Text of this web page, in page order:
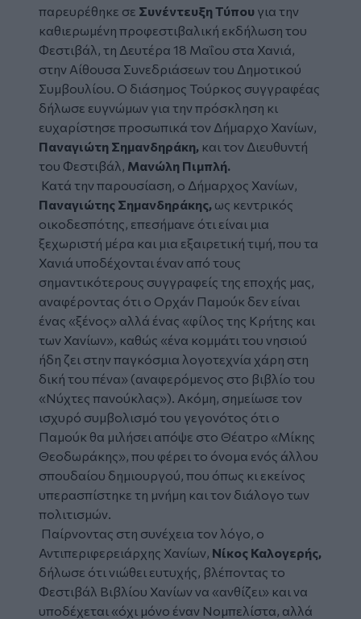
παρευρέθηκε σε Συνέντευξη Τύπου για την
καθιερωμένη προφεστιβαλική εκδήλωση του
Φεστιβάλ, τη Δευτέρα 18 Μαΐου στα Χανιά,
στην Αίθουσα Συνεδριάσεων του Δημοτικού
Συμβουλίου. Ο διάσημος Τούρκος συγγραφέας
δήλωσε ευγνώμων για την πρόσκληση κι
ευχαρίστησε προσωπικά τον Δήμαρχο Χανίων,
Παναγιώτη Σημανδηράκη, και τον Διευθυντή
του Φεστιβάλ, Μανώλη Πιμπλή.
Κατά την παρουσίαση, ο Δήμαρχος Χανίων,
Παναγιώτης Σημανδηράκης, ως κεντρικός
οικοδεσπότης, επεσήμανε ότι είναι μια
ξεχωριστή μέρα και μια εξαιρετική τιμή, που τα
Χανιά υποδέχονται έναν από τους
σημαντικότερους συγγραφείς της εποχής μας,
αναφέροντας ότι ο Ορχάν Παμούκ δεν είναι
ένας «ξένος» αλλά ένας «φίλος της Κρήτης και
των Χανίων», καθώς «ένα κομμάτι του νησιού
ήδη ζει στην παγκόσμια λογοτεχνία χάρη στη
δική του πένα» (αναφερόμενος στο βιβλίο του
«Νύχτες πανούκλας»). Ακόμη, σημείωσε τον
ισχυρό συμβολισμό του γεγονότος ότι ο
Παμούκ θα μιλήσει απόψε στο Θέατρο «Μίκης
Θεοδωράκης», που φέρει το όνομα ενός άλλου
σπουδαίου δημιουργού, που όπως κι εκείνος
υπερασπίστηκε τη μνήμη και τον διάλογο των
πολιτισμών.
Παίρνοντας στη συνέχεια τον λόγο, ο
Αντιπεριφερειάρχης Χανίων, Νίκος Καλογερής,
δήλωσε ότι νιώθει ευτυχής, βλέποντας το
Φεστιβάλ Βιβλίου Χανίων να «ανθίζει» και να
υποδέχεται «όχι μόνο έναν Νομπελίστα, αλλά